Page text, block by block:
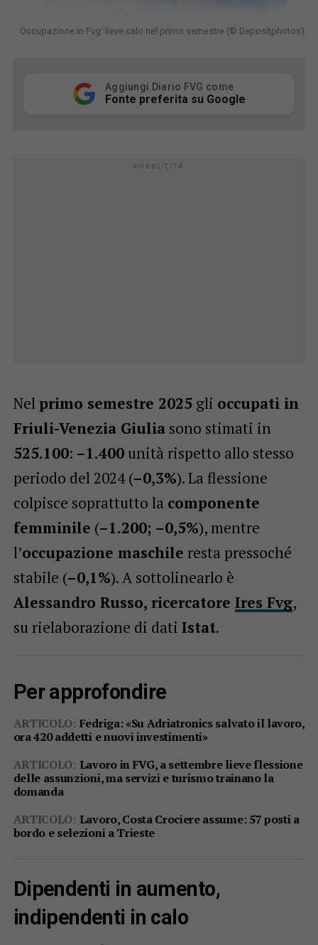
Occupazione in Fvg: lieve calo nel primo semestre (© Depositphotos)
Aggiungi Diario FVG come
Fonte preferita su Google
Nel primo semestre 2025 gli occupati in
Friuli-Venezia Giuliasono stimati in
525.100: –1.400unità rispetto allo stesso
periodo del 2024 (–0,3%). La flessione
colpisce soprattutto la componente
femminile (–1.200; –0,5%), mentre
l’occupazione maschile resta pressoché
stabile (–0,1%). A sottolinearlo è
Alessandro Russo, ricercatore Ires Fvg,
su rielaborazione di dati Istat.
Per approfondire
ARTICOLO: Fedriga: «Su Adriatronics salvato il lavoro,
ora 420 addetti e nuovi investimenti»
ARTICOLO: Lavoro in FVG, a settembre lieve flessione
delle assunzioni, ma servizi e turismo trainano la
domanda
ARTICOLO: Lavoro, Costa Crociere assume: 57 posti a
bordo e selezioni a Trieste
Dipendenti in aumento,
indipendenti in calo